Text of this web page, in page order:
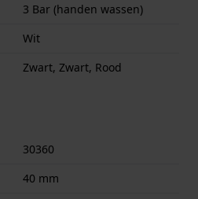
3 Bar (handen wassen)
Wit
Zwart, Zwart, Rood
30360
40 mm